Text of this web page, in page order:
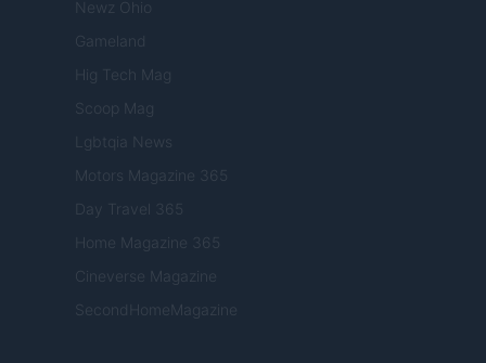
Newz Ohio
Gameland
Hig Tech Mag
Scoop Mag
Lgbtqia News
Motors Magazine 365
Day Travel 365
Home Magazine 365
Cineverse Magazine
SecondHomeMagazine